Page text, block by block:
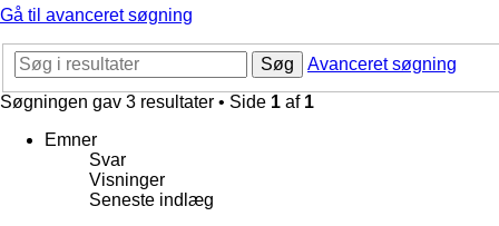
Gå til avanceret søgning
Søg
Avanceret søgning
Søgningen gav 3 resultater • Side 1 af 1
Emner
Svar
Visninger
Seneste indlæg